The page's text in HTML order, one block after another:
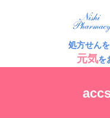
処方せん
元気を